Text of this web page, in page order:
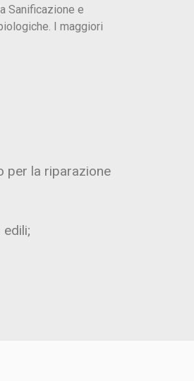
Sanificazione e
I maggiori
per la riparazione